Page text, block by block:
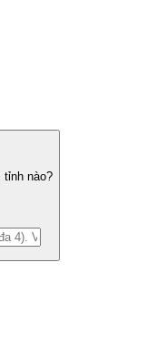
tỉnh nào?